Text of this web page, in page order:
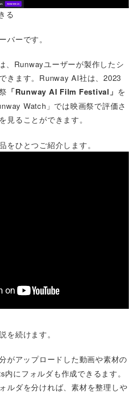
る
バーです。
、Runwayユーザーが製作したシ
きます。Runway AI社は、2023
「Runway AI Film Festival」 を
Watch」では映画祭で評価さ
見ることができます。
をひとつご紹介します。
を続けます。
がアップロードした動画や素材の
にフォルダも作成できるます。
ルダを分ければ、素材を整理しや